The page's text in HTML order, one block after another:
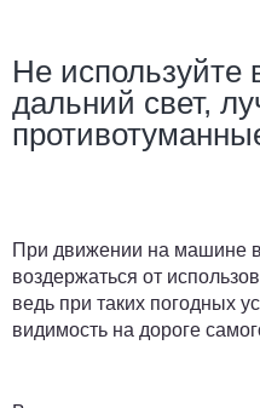
Не используйте
дальний свет,
При движении на машине
воздержаться от
ведь при таких погодных
видимость на дороге